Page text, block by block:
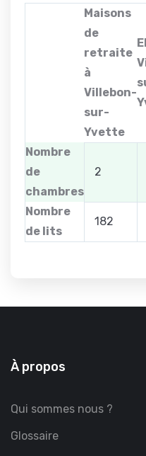
Maisons
de
retraite
à
Villebon-
sur-
Yvette
Nombre
de
chambres
2
Nombre
de lits
182
À propos
Qui sommes nous ?
Glossaire